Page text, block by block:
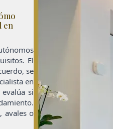
en
El
se
en
si
avales o